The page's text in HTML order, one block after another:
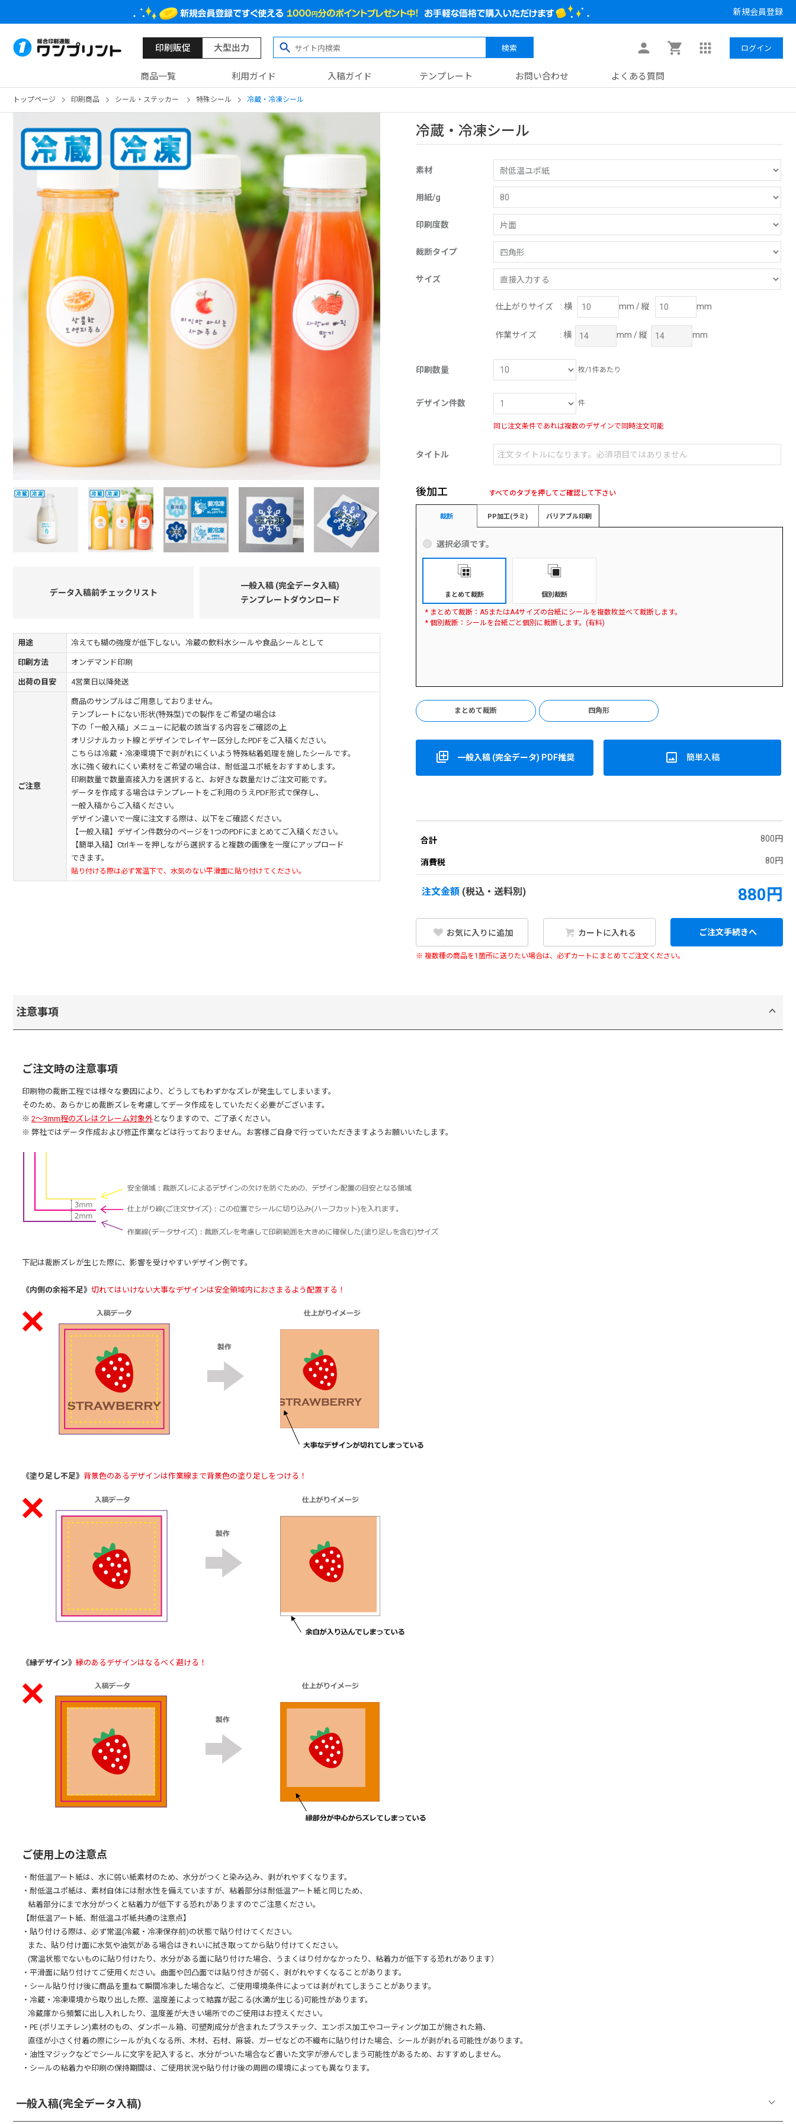
新規会員登録
印刷販促 大型出力 検索 ログイン
商品一覧 利用ガイド 入稿ガイド テンプレート お問い合わせ よくある質問
トップページ 印刷商品 シール・ステッカー 特殊シール 冷蔵・冷凍シール
データ入稿前チェックリスト
一般入稿 (完全データ入稿)
テンプレートダウンロード
用途 冷えても糊の強度が低下しない。冷蔵の飲料水シールや食品シールとして
印刷方法 オンデマンド印刷
出荷の目安 4営業日以降発送
ご注意
商品のサンプルはご用意しておりません。
テンプレートにない形状(特殊型)での製作をご希望の場合は
下の「一般入稿」メニューに記載の該当する内容をご確認の上
オリジナルカット線とデザインでレイヤー区分したPDFをご入稿ください。
こちらは冷蔵・冷凍環境下で剥がれにくいよう特殊粘着処理を施したシールです。
水に強く破れにくい素材をご希望の場合は、耐低温ユポ紙をおすすめします。
印刷数量で数量直接入力を選択すると、お好きな数量だけご注文可能です。
データを作成する場合はテンプレートをご利用のうえPDF形式で保存し、
一般入稿からご入稿ください。
デザイン違いで一度に注文する際は、以下をご確認ください。
【一般入稿】デザイン件数分のページを1つのPDFにまとめてご入稿ください。
【簡単入稿】Ctrlキーを押しながら選択すると複数の画像を一度にアップロード
できます。
貼り付ける際は必ず常温下で、水気のない平滑面に貼り付けてください。
冷蔵・冷凍シール
素材
用紙/g
印刷度数
裁断タイプ
サイズ
仕上がりサイズ : 横 mm / 縦 mm
作業サイズ : 横 mm / 縦 mm
印刷数量 枚/1件あたり
デザイン件数 件
同じ注文条件であれば複数のデザインで同時注文可能
タイトル
後加工 すべてのタブを押してご確認して下さい
裁断 PP加工(ラミ) バリアブル印刷
選択必須です。
まとめて裁断 個別裁断
* まとめて裁断：A5またはA4サイズの台紙にシールを複数枚並べて裁断します。
* 個別裁断：シールを台紙ごと個別に裁断します。(有料)
まとめて裁断 四角形
一般入稿 (完全データ) PDF推奨 簡単入稿
合計 800円
消費税 80円
注文金額 (税込・送料別) 880円
お気に入りに追加 カートに入れる ご注文手続きへ
※ 複数種の商品を1箇所に送りたい場合は、必ずカートにまとめてご注文ください。
注意事項
ご注文時の注意事項
印刷物の裁断工程では様々な要因により、どうしてもわずかなズレが発生してしまいます。
そのため、あらかじめ裁断ズレを考慮してデータ作成をしていただく必要がございます。
※ 2～3mm程のズレはクレーム対象外 となりますので、ご了承ください。
※ 弊社ではデータ作成および修正作業などは行っておりません。お客様ご自身で行っていただきますようお願いいたします。
下記は裁断ズレが生じた際に、影響を受けやすいデザイン例です。
《内側の余裕不足》 切れてはいけない大事なデザインは安全領域内におさまるよう配置する！
《塗り足し不足》 背景色のあるデザインは作業線まで背景色の塗り足しをつける！
《縁デザイン》 縁のあるデザインはなるべく避ける！
ご使用上の注意点
・耐低温アート紙は、水に弱い紙素材のため、水分がつくと染み込み、剥がれやすくなります。
・耐低温ユポ紙は、素材自体には耐水性を備えていますが、粘着部分は耐低温アート紙と同じため、
粘着部分にまで水分がつくと粘着力が低下する恐れがありますのでご注意ください。
【耐低温アート紙、耐低温ユポ紙共通の注意点】
・貼り付ける際は、必ず常温(冷蔵・冷凍保存前)の状態で貼り付けてください。
また、貼り付け面に水気や油気がある場合はきれいに拭き取ってから貼り付けてください。
(常温状態でないものに貼り付けたり、水分がある面に貼り付けた場合、うまくはり付かなかったり、粘着力が低下する恐れがあります）
・平滑面に貼り付けてご使用ください。曲面や凹凸面では貼り付きが弱く、剥がれやすくなることがあります。
・シール貼り付け後に商品を重ねて瞬間冷凍した場合など、ご使用環境条件によっては剥がれてしまうことがあります。
・冷蔵・冷凍環境から取り出した際、温度差によって結露が起こる(水滴が生じる)可能性があります。
冷蔵庫から頻繁に出し入れしたり、温度差が大きい場所でのご使用はお控えください。
・PE (ポリエチレン)素材のもの、ダンボール箱、可塑剤成分が含まれたプラスチック、エンボス加工やコーティング加工が施された箱、
直径が小さく付着の際にシールが丸くなる所、木材、石材、麻袋、ガーゼなどの不織布に貼り付けた場合、シールが剥がれる可能性があります。
・油性マジックなどでシールに文字を記入すると、水分がついた場合など書いた文字が滲んでしまう可能性があるため、おすすめしません。
・シールの粘着力や印刷の保持期間は、ご使用状況や貼り付け後の周囲の環境によっても異なります。
一般入稿(完全データ入稿)